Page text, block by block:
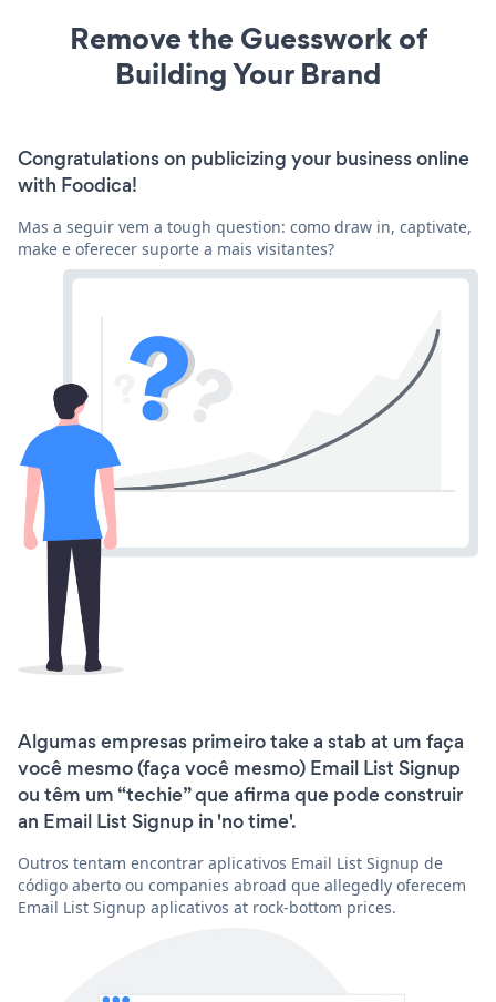
Remove the Guesswork of
Building Your Brand
Congratulations on publicizing your business online
with Foodica!
Mas a seguir vem a tough question: como draw in, captivate,
make e oferecer suporte a mais visitantes?
Algumas empresas primeiro take a stab at um faça
você mesmo (faça você mesmo) Email List Signup
ou têm um “techie” que afirma que pode construir
an Email List Signup in 'no time'.
Outros tentam encontrar aplicativos Email List Signup de
código aberto ou companies abroad que allegedly oferecem
Email List Signup aplicativos at rock-bottom prices.